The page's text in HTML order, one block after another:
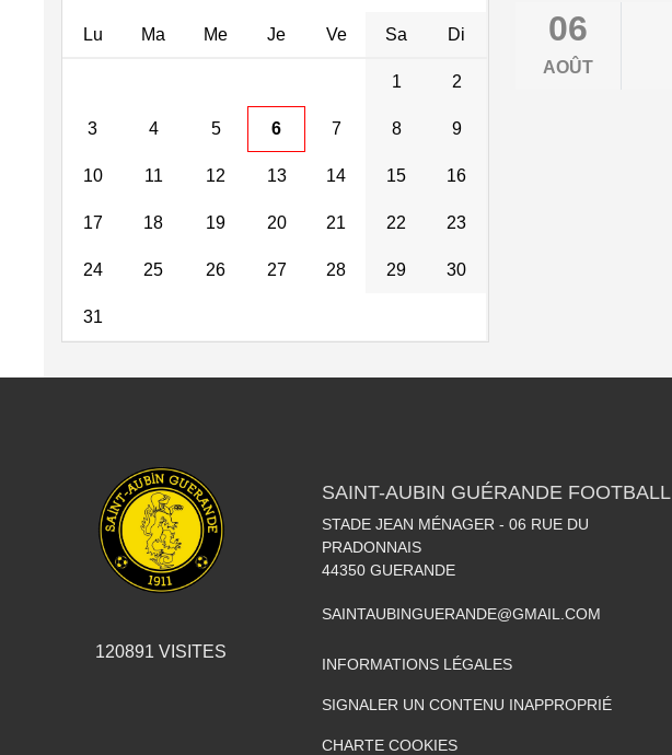
Lu Ma Me Je Ve Sa Di
1 2
3 4 5 6 7 8 9
10 11 12 13 14 15 16
17 18 19 20 21 22 23
24 25 26 27 28 29 30
31
06
AOÛT
120891 VISITES
SAINT-AUBIN GUÉRANDE FOOTBALL
STADE JEAN MÉNAGER - 06 RUE DU
PRADONNAIS
44350 GUERANDE
SAINTAUBINGUERANDE@GMAIL.COM
INFORMATIONS LÉGALES
SIGNALER UN CONTENU INAPPROPRIÉ
CHARTE COOKIES